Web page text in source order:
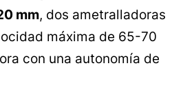
mm, dos ametralladoras
máxima de 65-70
con una autonomía de